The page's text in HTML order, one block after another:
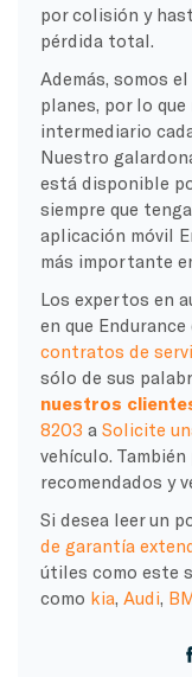
por colisión y
pérdida total.
Además, somos
planes, por lo
intermediario
Nuestro
está disponible
siempre que
aplicación móvil
más importante
Los expertos en
en que Endurance
contratos de
sólo de sus
nuestros
8203 a Solicite
vehículo. También
recomendados y
Si desea leer un
de garantía
útiles como este
como kia Audi